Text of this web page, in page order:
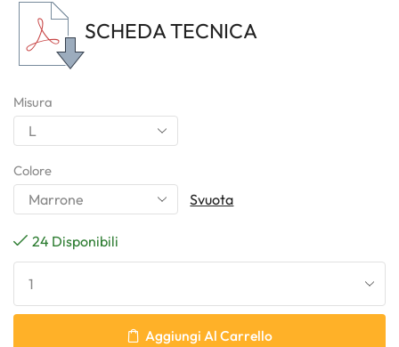
SCHEDA TECNICA
Misura
Colore
Svuota
24 Disponibili
Aggiungi Al Carrello